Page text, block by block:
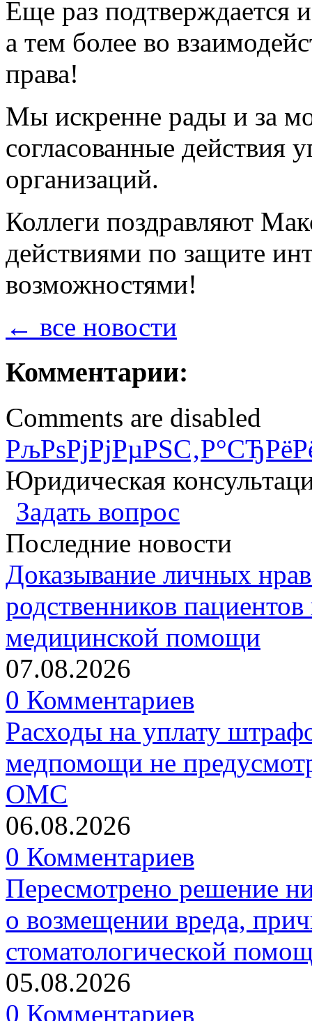
Еще раз подтверждается
а тем более во
права!
Мы искренне рады и за
согласованные действия
организаций.
Коллеги поздравляют
действиями по защите
возможностями!
← все новости
Комментарии:
Comments are disabled
Юридическая
Задать вопрос
Последние новости
Доказывание личных
родственников
медицинской помощи
07.08.2026
0 Комментариев
Расходы на уплату
медпомощи не
ОМС
06.08.2026
0 Комментариев
Пересмотрено решение
о возмещении вреда,
стоматологической
05.08.2026
0 Комментариев